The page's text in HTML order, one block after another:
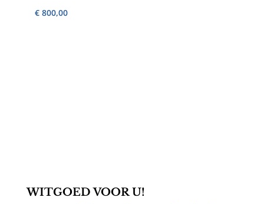
€800,00
WITGOED VOOR U!